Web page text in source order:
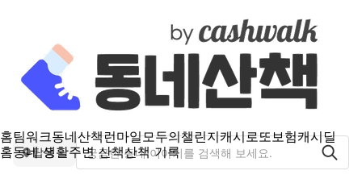
홈팀워크동네산책런마일모두의챌린지캐시로또보험캐시딜
홈동네 생활주변 산책산책 기록
탑동